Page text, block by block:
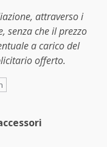
attraverso i
senza che il prezzo
a carico del
offerto.